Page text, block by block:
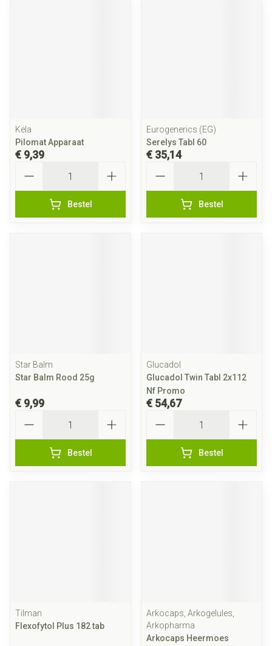
Kela
Pilomat Apparaat
€ 9,39
Bestel
Eurogenerics (EG)
Serelys Tabl 60
€ 35,14
Bestel
Star Balm
Star Balm Rood 25g
€ 9,99
Bestel
Glucadol
Glucadol Twin Tabl 2x112
Nf Promo
€ 54,67
Bestel
Tilman
Flexofytol Plus 182 tab
Arkocaps, Arkogelules,
Arkopharma
Arkocaps Heermoes